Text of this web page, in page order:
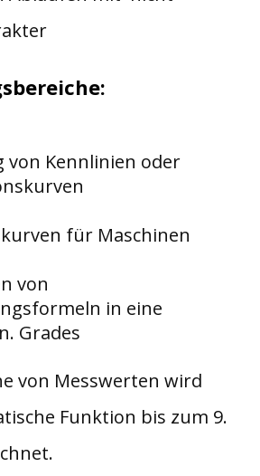
von Kennlinien oder
für Maschinen
von
in eine
Grades
von Messwerten wird
Funktion bis zum 9.